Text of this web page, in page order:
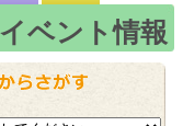
ベント情報